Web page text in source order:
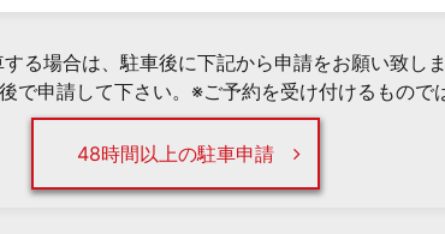
る場合は、駐車後に下記から申請をお願い致し
で申請して下さい。※ご予約を受け付けるもので
48時間以上の駐車申請